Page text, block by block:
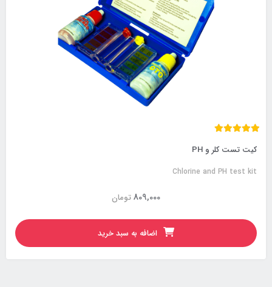
کیت تست کلر و PH
Chlorine and PH test kit
تومان809,000
اضافه به سبد خرید